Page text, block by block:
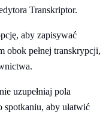
Transkriptor.
aby zapisywać
obok pełnej transkrypcji,
uzupełniaj pola
spotkaniu, aby ułatwić